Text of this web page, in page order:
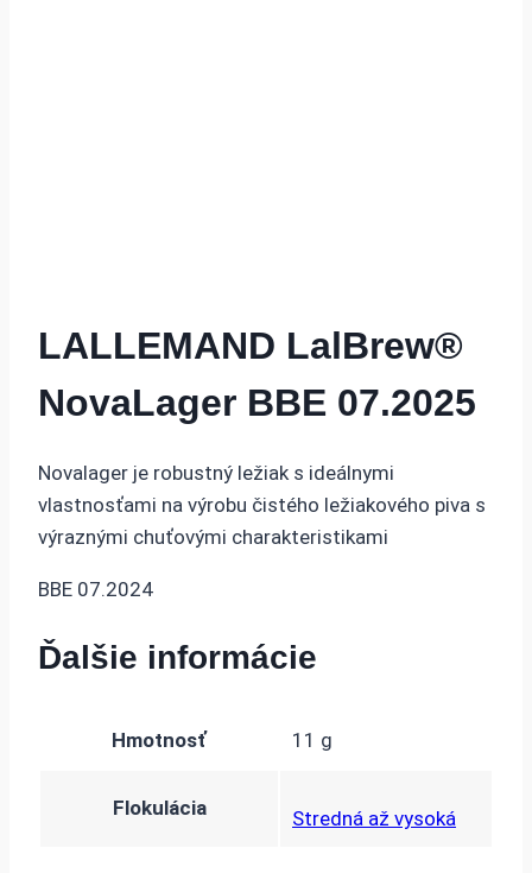
LALLEMAND LalBrew®
NovaLager BBE 07.2025
Novalager je robustný ležiak s ideálnymi
vlastnosťami na výrobu čistého ležiakového piva s
výraznými chuťovými charakteristikami
BBE 07.2024
Ďalšie informácie
Hmotnosť 11 g
Flokulácia Stredná až vysoká